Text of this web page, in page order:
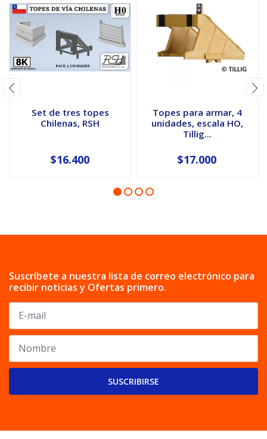
Set de tres topes
Chilenas, RSH
$16.400
Topes para armar, 4
unidades, escala HO,
Tillig...
$17.000
Suscríbete a nuestra lista de correo electrónico para
recibir noticias y Ofertas primero.
SUSCRIBIRSE